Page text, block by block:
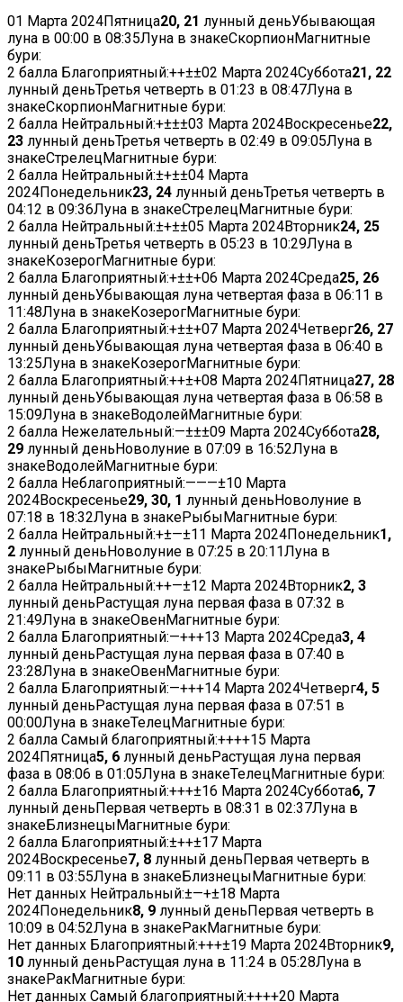
01 Марта 2024Пятница20, 21 лунный деньУбывающая
луна в 00:00 в 08:35Луна в знакеСкорпионМагнитные
бури:
2 балла Благоприятный:++±±02 Марта 2024Суббота21, 22
лунный деньТретья четверть в 01:23 в 08:47Луна в
знакеСкорпионМагнитные бури:
2 балла Нейтральный:+±±±03 Марта 2024Воскресенье22,
23 лунный деньТретья четверть в 02:49 в 09:05Луна в
знакеСтрелецМагнитные бури:
2 балла Нейтральный:±+±±04 Марта
2024Понедельник23, 24 лунный деньТретья четверть в
04:12 в 09:36Луна в знакеСтрелецМагнитные бури:
2 балла Нейтральный:±+±±05 Марта 2024Вторник24, 25
лунный деньТретья четверть в 05:23 в 10:29Луна в
знакеКозерогМагнитные бури:
2 балла Благоприятный:+±±+06 Марта 2024Среда25, 26
лунный деньУбывающая луна четвертая фаза в 06:11 в
11:48Луна в знакеКозерогМагнитные бури:
2 балла Благоприятный:+±±+07 Марта 2024Четверг26, 27
лунный деньУбывающая луна четвертая фаза в 06:40 в
13:25Луна в знакеКозерогМагнитные бури:
2 балла Благоприятный:++±+08 Марта 2024Пятница27, 28
лунный деньУбывающая луна четвертая фаза в 06:58 в
15:09Луна в знакеВодолейМагнитные бури:
2 балла Нежелательный:—±±±09 Марта 2024Суббота28,
29 лунный деньНоволуние в 07:09 в 16:52Луна в
знакеВодолейМагнитные бури:
2 балла Неблагоприятный:———±10 Марта
2024Воскресенье29, 30, 1 лунный деньНоволуние в
07:18 в 18:32Луна в знакеРыбыМагнитные бури:
2 балла Нейтральный:+±—±11 Марта 2024Понедельник1,
2 лунный деньНоволуние в 07:25 в 20:11Луна в
знакеРыбыМагнитные бури:
2 балла Нейтральный:++—±12 Марта 2024Вторник2, 3
лунный деньРастущая луна первая фаза в 07:32 в
21:49Луна в знакеОвенМагнитные бури:
2 балла Благоприятный:—+++13 Марта 2024Среда3, 4
лунный деньРастущая луна первая фаза в 07:40 в
23:28Луна в знакеОвенМагнитные бури:
2 балла Благоприятный:—+++14 Марта 2024Четверг4, 5
лунный деньРастущая луна первая фаза в 07:51 в
00:00Луна в знакеТелецМагнитные бури:
2 балла Самый благоприятный:++++15 Марта
2024Пятница5, 6 лунный деньРастущая луна первая
фаза в 08:06 в 01:05Луна в знакеТелецМагнитные бури:
2 балла Благоприятный:+++±16 Марта 2024Суббота6, 7
лунный деньПервая четверть в 08:31 в 02:37Луна в
знакеБлизнецыМагнитные бури:
2 балла Благоприятный:±++±17 Марта
2024Воскресенье7, 8 лунный деньПервая четверть в
09:11 в 03:55Луна в знакеБлизнецыМагнитные бури:
Нет данных Нейтральный:±—+±18 Марта
2024Понедельник8, 9 лунный деньПервая четверть в
10:09 в 04:52Луна в знакеРакМагнитные бури:
Нет данных Благоприятный:+++±19 Марта 2024Вторник9,
10 лунный деньРастущая луна в 11:24 в 05:28Луна в
знакеРакМагнитные бури:
Нет данных Самый благоприятный:++++20 Марта